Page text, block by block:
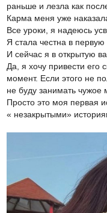
раньше и лезла как
Карма меня уже
Все уроки, я надеюсь
Я стала честна в
И сейчас я в открытую
Да, я хочу привести его
момент. Если этого не
не буду занимать чужое
Просто это моя первая
« незакрытыми»